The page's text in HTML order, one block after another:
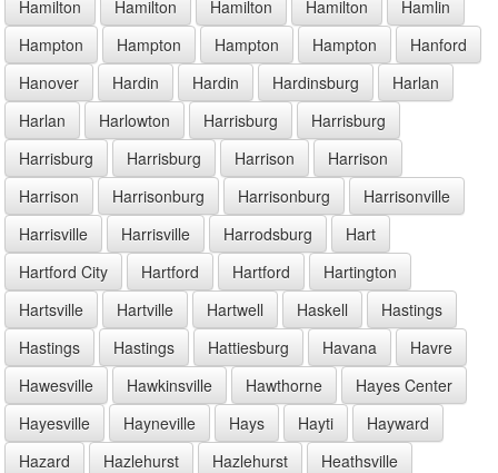
Hamilton
Hamilton Hamilton Hamilton
Hamlin
Hampton
Hampton Hampton Hampton
Hanford
Hanover
Hardin Hardin Hardinsburg
Harlan
Harlan
Harlowton Harrisburg
Harrisburg
Harrisburg
Harrisburg Harrison
Harrison
Harrison
Harrisonburg Harrisonburg
Harrisonville
Harrisville
Harrisville Harrodsburg
Hart
Hartford City
Hartford Hartford
Hartington
Hartsville
Hartville Hartwell Haskell
Hastings
Hastings
Hastings Hattiesburg Havana
Havre
Hawesville
Hawkinsville Hawthorne
Hayes Center
Hayesville
Hayneville Hays Hayti
Hayward
Hazard
Hazlehurst Hazlehurst
Heathsville